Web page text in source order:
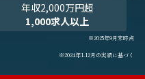
年収2,000万円超
1,000求人以上
※2025年9月末時点
※2024年1-12月の実績に基づく